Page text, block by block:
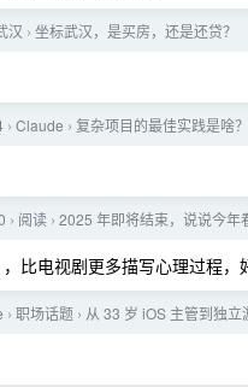
汉 › 坐标武汉，是买房，还是还贷？
› Claude › 复杂项目的最佳实践是啥？
› 阅读 › 2025 年即将结束，说说今年
比电视剧更多描写心理过程，
› 职场话题 › 从 33 岁 iOS 主管到独